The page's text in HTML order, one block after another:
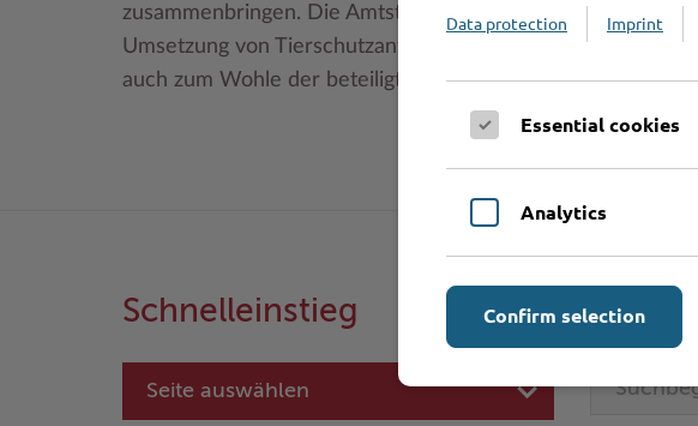
zusammenbringen. Die AmtstierärztInnen verstehen sich in
Umsetzung von Tierschutzanforderungen und damit der
auch zum Wohle der beteiligten Menschen.
Schnelleinstieg
Seite auswählen
Data protection Imprint
Essential cookies
Analytics
Confirm selection